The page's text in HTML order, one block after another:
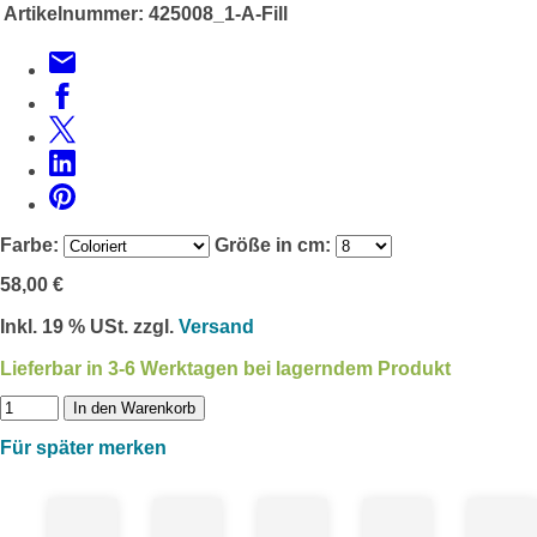
Artikelnummer: 425008_1-A-Fill
Farbe:
Größe in cm:
58,00 €
Inkl. 19 % USt. zzgl. Versand
Lieferbar in 3-6 Werktagen bei lagerndem Produkt
In den Warenkorb
Für später merken